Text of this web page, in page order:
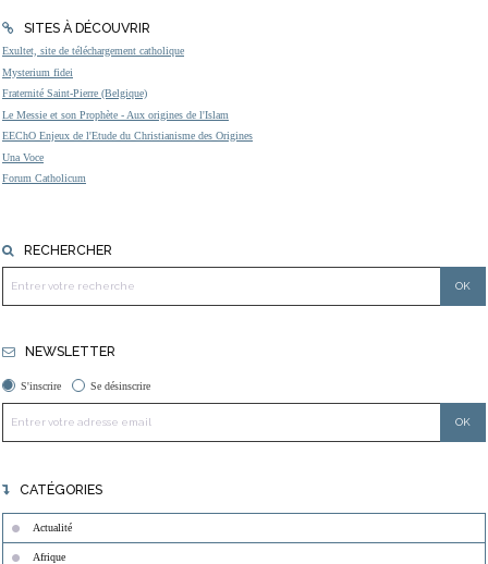
SITES À DÉCOUVRIR
Exultet, site de téléchargement catholique
Mysterium fidei
Fraternité Saint-Pierre (Belgique)
Le Messie et son Prophète - Aux origines de l'Islam
EEChO Enjeux de l'Etude du Christianisme des Origines
Una Voce
Forum Catholicum
RECHERCHER
NEWSLETTER
S'inscrire Se désinscrire
CATÉGORIES
Actualité
Afrique